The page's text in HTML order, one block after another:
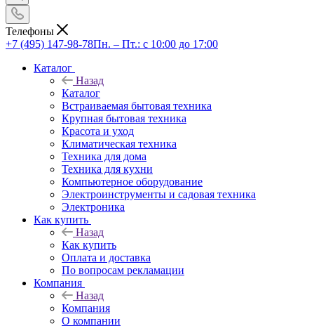
Телефоны
+7 (495) 147-98-78Пн. – Пт.: с 10:00 до 17:00
Каталог
Назад
Каталог
Встраиваемая бытовая техника
Крупная бытовая техника
Красота и уход
Климатическая техника
Техника для дома
Техника для кухни
Компьютерное оборудование
Электроинструменты и садовая техника
Электроника
Как купить
Назад
Как купить
Оплата и доставка
По вопросам рекламации
Компания
Назад
Компания
О компании